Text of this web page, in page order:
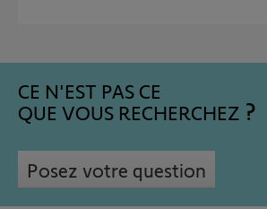
CE N'EST PAS CE
QUE VOUS RECHERCHEZ
Posez votre question